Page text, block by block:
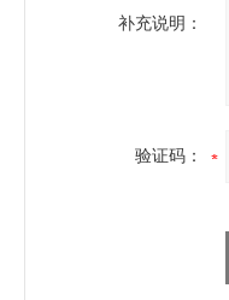
补充说明：
验证码：